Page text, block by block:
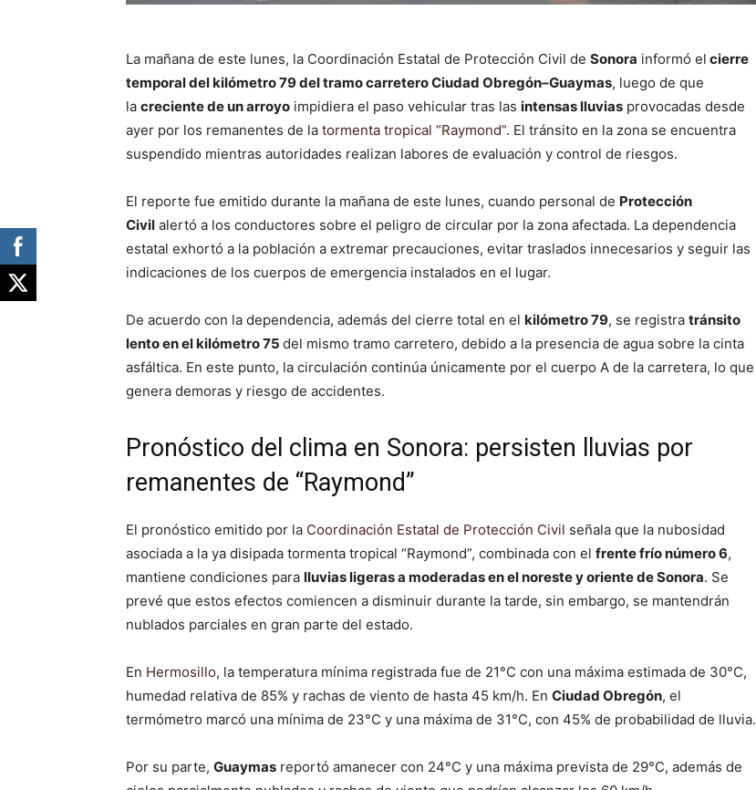
La mañana de este lunes, la Coordinación Estatal de Protección Civil de Sonora informó el cierre
temporal del kilómetro 79 del tramo carretero Ciudad Obregón–Guaymas, luego de que
la creciente de un arroyo impidiera el paso vehicular tras las intensas lluvias provocadas desde
ayer por los remanentes de la tormenta tropical “Raymond”. El tránsito en la zona se encuentra
suspendido mientras autoridades realizan labores de evaluación y control de riesgos.
El reporte fue emitido durante la mañana de este lunes, cuando personal de Protección
Civil alertó a los conductores sobre el peligro de circular por la zona afectada. La dependencia
estatal exhortó a la población a extremar precauciones, evitar traslados innecesarios y seguir las
indicaciones de los cuerpos de emergencia instalados en el lugar.
De acuerdo con la dependencia, además del cierre total en el kilómetro 79, se registra tránsito
lento en el kilómetro 75 del mismo tramo carretero, debido a la presencia de agua sobre la cinta
asfáltica. En este punto, la circulación continúa únicamente por el cuerpo A de la carretera, lo que
genera demoras y riesgo de accidentes.
Pronóstico del clima en Sonora: persisten lluvias por
remanentes de “Raymond”
El pronóstico emitido por la Coordinación Estatal de Protección Civil señala que la nubosidad
asociada a la ya disipada tormenta tropical “Raymond”, combinada con el frente frío número 6,
mantiene condiciones para lluvias ligeras a moderadas en el noreste y oriente de Sonora. Se
prevé que estos efectos comiencen a disminuir durante la tarde, sin embargo, se mantendrán
nublados parciales en gran parte del estado.
En Hermosillo, la temperatura mínima registrada fue de 21°C con una máxima estimada de 30°C,
humedad relativa de 85% y rachas de viento de hasta 45 km/h. En Ciudad Obregón, el
termómetro marcó una mínima de 23°C y una máxima de 31°C, con 45% de probabilidad de lluvia.
Por su parte, Guaymas reportó amanecer con 24°C y una máxima prevista de 29°C, además de